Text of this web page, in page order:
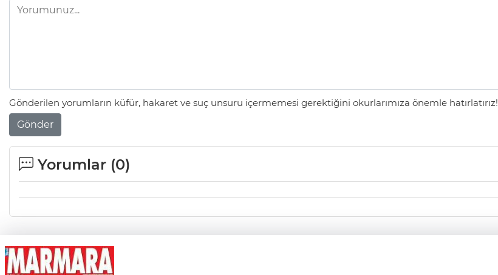
Gönderilen yorumların küfür, hakaret ve suç unsuru içermemesi gerektiğini okurlarımıza önemle hatırlatırız!
Gönder
Yorumlar (0)